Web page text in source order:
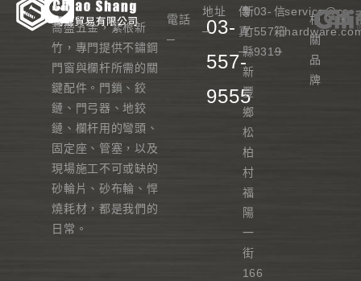
喬盛五金，紮根新
竹，專門提供不鏽鋼
門窗與欄杆所需的關
鍵配件。門鎖、鉸
鏈、門弓器、地鉸
鏈、欄杆用的彎頭、
固定座、管塞，以及
現場施工不可或缺的
砂輪片、砂布輪、悍
燒耗材，都是我們的
日常。
電話
─
03-
557-
9555
地址
─
新
竹
縣
新
豐
鄉
松
柏
村
福
陽
一
街
166
傳
真
─
03-
557-
9319
信
箱
─
service@cs-
相
關
品
牌